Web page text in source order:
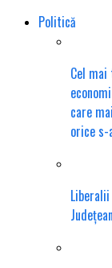
Politică
Cel
care
orice s-